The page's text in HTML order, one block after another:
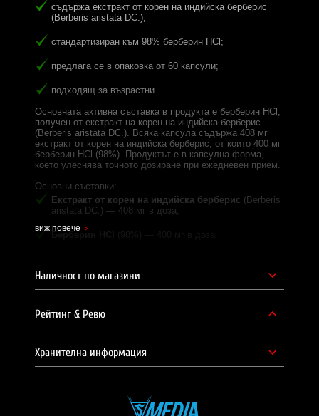
съдържа екстракт от корен на индийска берберис
(Berberis aristata DC.);
стандартизиран към 98% берберин HCl;
предлага се в опаковка от 60 капсули;
подходящ за възрастни.
Основната активна съставка в продукта е берберин HCl,
получен от екстракт на корен на индийска берберис
(Berberis aristata DC.). Всяка капсула съдържа 408 мг
екстракт от корен на индийска берберис, от които 400 мг
берберин HCl (98%). Продуктът е в капсулна форма,
което улеснява точното дозиране при ежедневен прием.
Основни съставки:
Екстракт от корен на индийска берберис (Berberis
aristata DC.) — 408 мг в доза;
Една доза:1 капсула;
Начин на употреба:приемайте по 1 капсула дневно
микрокристална целулоза, антислепващи агенти —
магнезиеви соли на мастни киселини, силициев
виж повече
Наличност по магазини
Рейтинг & Ревю
Хранителна информация